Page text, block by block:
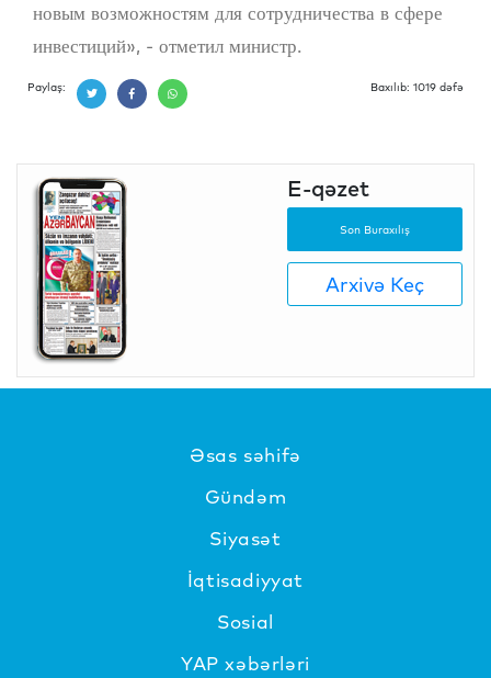
новым возможностям для сотрудничества в сфере
инвестиций», - отметил министр.
Paylaş: Baxılıb: 1019 dəfə
E-qəzet
Son Buraxılış
Arxivə Keç
Əsas səhifə
Gündəm
Siyasət
İqtisadiyyat
Sosial
YAP xəbərləri